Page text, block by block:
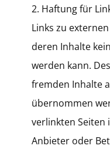
2. Haftung für
Links zu
deren Inhalte
werden kann.
fremden Inhalte
übernommen
verlinkten Seiten
Anbieter oder